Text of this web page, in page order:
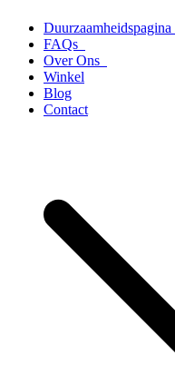
Duurzaamheidspagina
FAQs
Over Ons
Winkel
Blog
Contact